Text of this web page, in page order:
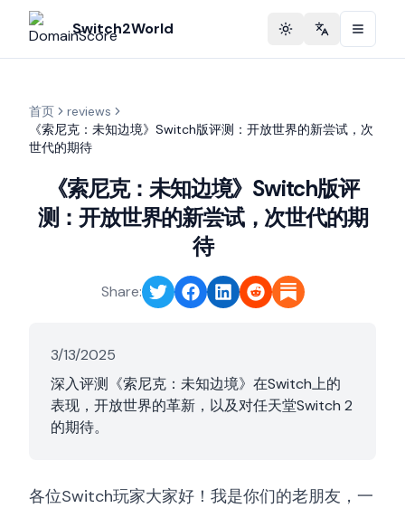
Switch2World Toggle theme
Change
首页
reviews
《索尼克：未知边境》Switch版评测：开放世界的新尝试，次
世代的期待
《索尼克：未知边境》Switch版评
测：开放世界的新尝试，次世代的期
待
Share:
3/13/2025
深入评测《索尼克：未知边境》在Switch上的
表现，开放世界的革新，以及对任天堂Switch 2
的期待。
各位Switch玩家大家好！我是你们的老朋友，一